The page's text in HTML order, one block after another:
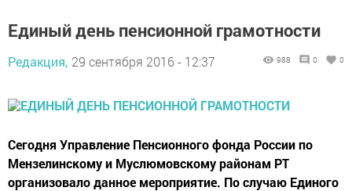
Единый день пенсионной грамотности
Редакция, 29 сентября 2016 - 12:37 988 0 0
Сегодня Управление Пенсионного фонда России по
Мензелинскому и Муслюмовскому районам РТ
организовало данное мероприятие. По случаю Единого